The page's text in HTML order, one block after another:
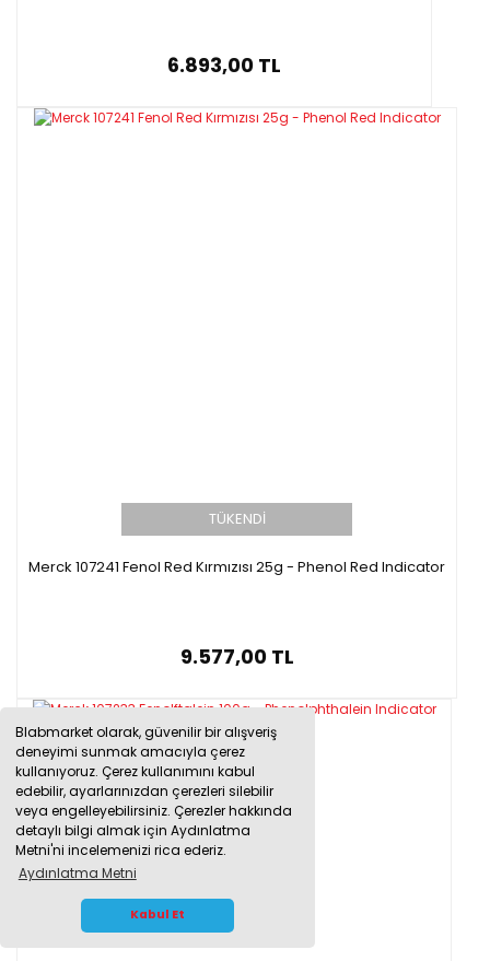
Blabmarket olarak, güvenilir bir alışveriş
deneyimi sunmak amacıyla çerez
kullanıyoruz. Çerez kullanımını kabul
edebilir, ayarlarınızdan çerezleri silebilir
veya engelleyebilirsiniz. Çerezler hakkında
detaylı bilgi almak için Aydınlatma
Metni'ni incelemenizi rica ederiz.
Aydınlatma Metni
Kabul Et
6.893,00 TL
TÜKENDİ
Merck 107241 Fenol Red Kırmızısı 25g - Phenol Red Indicator
9.577,00 TL
WHATSAPP İLETİŞİM